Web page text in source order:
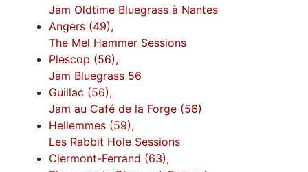
Jam Oldtime Bluegrass à Nantes
Angers (49),
The Mel Hammer Sessions
Plescop (56),
Jam Bluegrass 56
Guillac (56),
Jam au Café de la Forge (56)
Hellemmes (59),
Les Rabbit Hole Sessions
Clermont-Ferrand (63),